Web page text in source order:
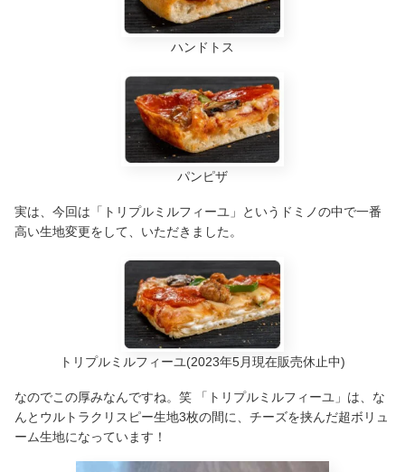
ハンドトス
パンピザ
実は、今回は「トリプルミルフィーユ」というドミノの中で一番
高い生地変更をして、いただきました。
トリプルミルフィーユ(2023年5月現在販売休止中)
なのでこの厚みなんですね。笑 「トリプルミルフィーユ」は、な
んとウルトラクリスピー生地3枚の間に、チーズを挟んだ超ボリュ
ーム生地になっています！